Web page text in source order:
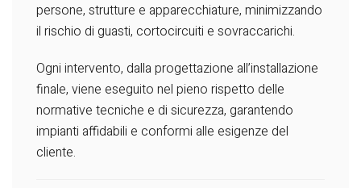
persone, strutture e apparecchiature, minimizzando
il rischio di guasti, cortocircuiti e sovraccarichi.
Ogni intervento, dalla progettazione all’installazione
finale, viene eseguito nel pieno rispetto delle
normative tecniche e di sicurezza, garantendo
impianti affidabili e conformi alle esigenze del
cliente.